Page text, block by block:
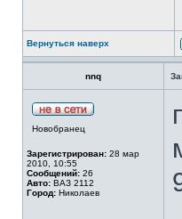
Вернуться наверх
nnq
Новобранец
Зарегистрирован: 28 мар
2010, 10:55
Сообщений: 26
Авто: ВАЗ 2112
Город: Николаев